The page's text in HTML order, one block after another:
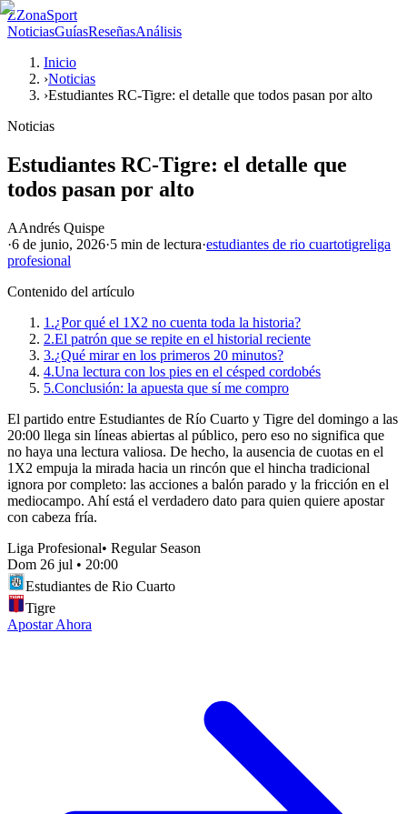
ZZonaSport
NoticiasGuíasReseñasAnálisis
Inicio
›Noticias
›Estudiantes RC-Tigre: el detalle que todos pasan por alto
Noticias
Estudiantes RC-Tigre: el detalle que
todos pasan por alto
AAndrés Quispe
·6 de junio, 2026·5 min de lectura·estudiantes de rio cuartotigreliga
profesional
Contenido del artículo
1.¿Por qué el 1X2 no cuenta toda la historia?
2.El patrón que se repite en el historial reciente
3.¿Qué mirar en los primeros 20 minutos?
4.Una lectura con los pies en el césped cordobés
5.Conclusión: la apuesta que sí me compro
El partido entre Estudiantes de Río Cuarto y Tigre del domingo a las
20:00 llega sin líneas abiertas al público, pero eso no significa que
no haya una lectura valiosa. De hecho, la ausencia de cuotas en el
1X2 empuja la mirada hacia un rincón que el hincha tradicional
ignora por completo: las acciones a balón parado y la fricción en el
mediocampo. Ahí está el verdadero dato para quien quiere apostar
con cabeza fría.
Liga Profesional• Regular Season
Dom 26 jul • 20:00
Estudiantes de Rio Cuarto
Tigre
Apostar Ahora